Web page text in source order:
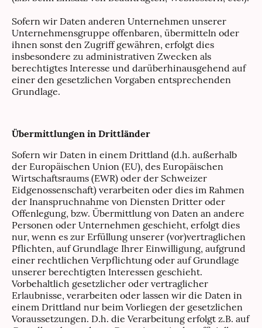
Sofern wir Daten anderen Unternehmen unserer
Unternehmensgruppe offenbaren, übermitteln oder
ihnen sonst den Zugriff gewähren, erfolgt dies
insbesondere zu administrativen Zwecken als
berechtigtes Interesse und darüberhinausgehend auf
einer den gesetzlichen Vorgaben entsprechenden
Grundlage.
Übermittlungen in Drittländer
Sofern wir Daten in einem Drittland (d.h. außerhalb
der Europäischen Union (EU), des Europäischen
Wirtschaftsraums (EWR) oder der Schweizer
Eidgenossenschaft) verarbeiten oder dies im Rahmen
der Inanspruchnahme von Diensten Dritter oder
Offenlegung, bzw. Übermittlung von Daten an andere
Personen oder Unternehmen geschieht, erfolgt dies
nur, wenn es zur Erfüllung unserer (vor)vertraglichen
Pflichten, auf Grundlage Ihrer Einwilligung, aufgrund
einer rechtlichen Verpflichtung oder auf Grundlage
unserer berechtigten Interessen geschieht.
Vorbehaltlich gesetzlicher oder vertraglicher
Erlaubnisse, verarbeiten oder lassen wir die Daten in
einem Drittland nur beim Vorliegen der gesetzlichen
Voraussetzungen. D.h. die Verarbeitung erfolgt z.B. auf